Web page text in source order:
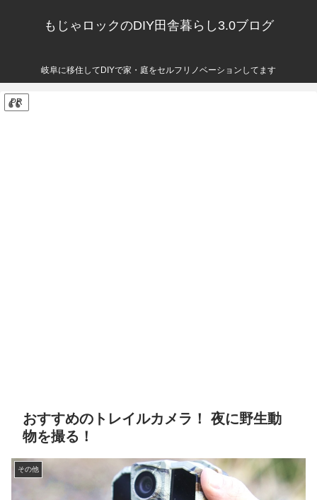
もじゃロックのDIY田舎暮らし3.0ブログ
岐阜に移住してDIYで家・庭をセルフリノベーションしてます
PR
おすすめのトレイルカメラ！ 夜に野生動
物を撮る！
その他